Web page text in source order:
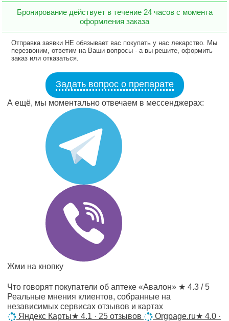
Бронирование действует в течение 24 часов с момента
оформления заказа
Отправка заявки НЕ обязывает вас покупать у нас лекарство. Мы
перезвоним, ответим на Ваши вопросы - а вы решите, оформить
заказ или отказаться.
Задать вопрос о препарате
А ещё, мы моментально отвечаем в мессенджерах:
Жми на кнопку
Что говорят покупатели об аптеке «Авалон» ★ 4.3 / 5
Реальные мнения клиентов, собранные на
независимых сервисах отзывов и картах
Яндекс Карты★ 4.1 · 25 отзывов Orgpage.ru★ 4.0 ·